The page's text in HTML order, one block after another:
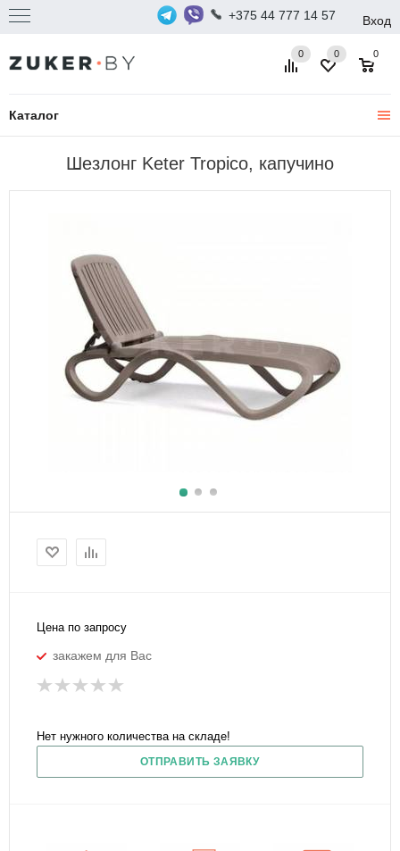
+375 44 777 14 57 Вход
Каталог
0 0
0
Шезлонг Keter Tropico, капучино
Цена по запросу
закажем для Вас
Нет нужного количества на складе!
ОТПРАВИТЬ ЗАЯВКУ